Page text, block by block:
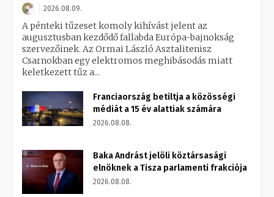
2026.08.09.
A pénteki tűzeset komoly kihívást jelent az
augusztusban kezdődő fallabda Európa-bajnokság
szervezőinek. Az Ormai László Asztalitenisz
Csarnokban egy elektromos meghibásodás miatt
keletkezett tűz a...
Franciaország betiltja a közösségi
médiát a 15 év alattiak számára
2026.08.08.
Baka Andrást jelöli köztársasági
elnöknek a Tisza parlamenti frakciója
2026.08.08.